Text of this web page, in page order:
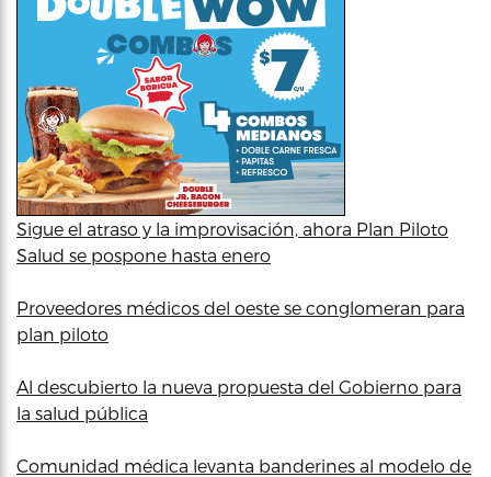
Sigue el atraso y la improvisación, ahora Plan Piloto
Salud se pospone hasta enero
Proveedores médicos del oeste se conglomeran para
plan piloto
Al descubierto la nueva propuesta del Gobierno para
la salud pública
Comunidad médica levanta banderines al modelo de